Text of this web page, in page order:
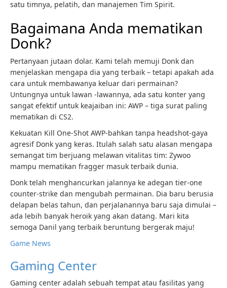
satu timnya, pelatih, dan manajemen Tim Spirit.
Bagaimana Anda mematikan
Donk?
Pertanyaan jutaan dolar. Kami telah memuji Donk dan
menjelaskan mengapa dia yang terbaik – tetapi apakah ada
cara untuk membawanya keluar dari permainan?
Untungnya untuk lawan -lawannya, ada satu konter yang
sangat efektif untuk keajaiban ini: AWP – tiga surat paling
mematikan di CS2.
Kekuatan Kill One-Shot AWP-bahkan tanpa headshot-gaya
agresif Donk yang keras. Itulah salah satu alasan mengapa
semangat tim berjuang melawan vitalitas tim: Zywoo
mampu mematikan fragger masuk terbaik dunia.
Donk telah menghancurkan jalannya ke adegan tier-one
counter-strike dan mengubah permainan. Dia baru berusia
delapan belas tahun, dan perjalanannya baru saja dimulai –
ada lebih banyak heroik yang akan datang. Mari kita
semoga Danil yang terbaik beruntung bergerak maju!
Game News
Gaming Center
Gaming center adalah sebuah tempat atau fasilitas yang